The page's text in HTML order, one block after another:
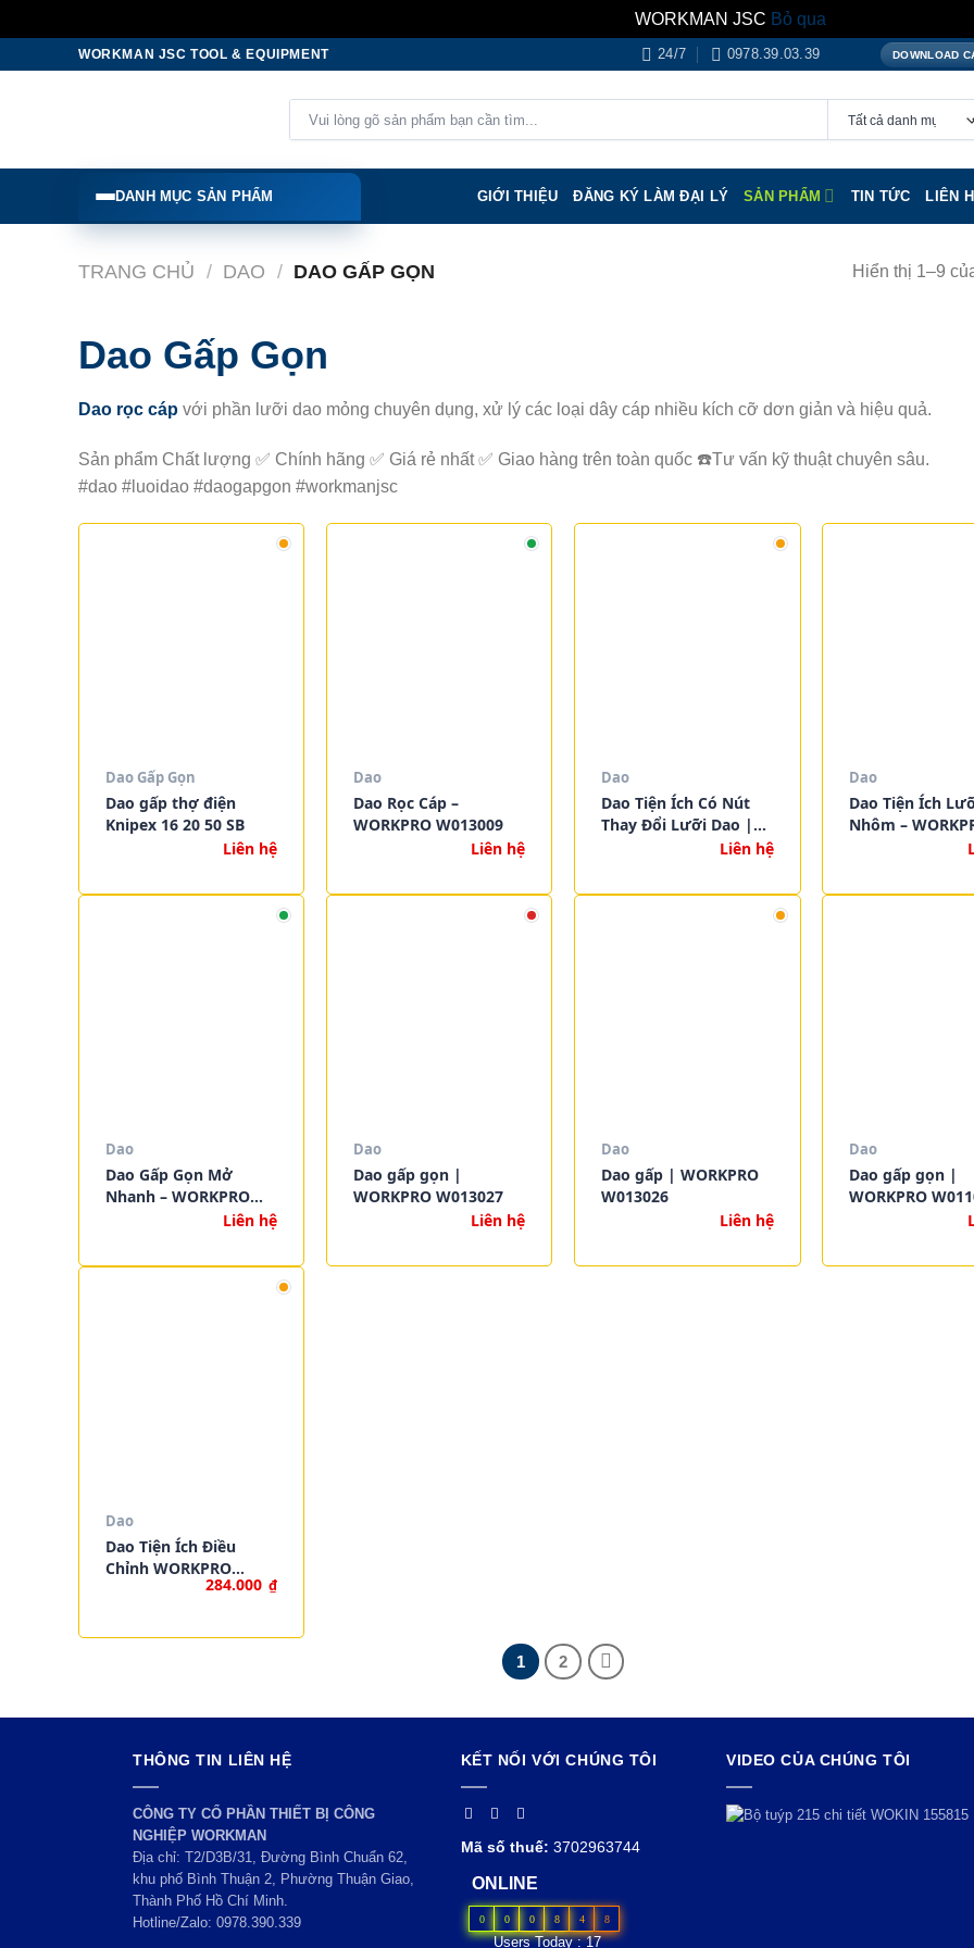
WORKMAN JSC Bỏ qua
WORKMAN JSC TOOL & EQUIPMENT 24/7 0978.39.03.39 DOWNLOAD
kiếm:
DANH MỤC SẢN PHẨM GIỚI THIỆU ĐĂNG KÝ LÀM ĐẠI LÝ SẢN PHẨM TIN TỨC LIÊN
TRANG CHỦ / DAO / DAO GẤP GỌN Hiển thị 1–9
Dao Gấp Gọn
Dao rọc cáp với phần lưỡi dao mỏng chuyên dụng, xử lý các loại dây cáp nhiều kích cỡ dơn giản và hiệu quả.
Sản phẩm Chất lượng ✅ Chính hãng ✅ Giá rẻ nhất ✅ Giao hàng trên toàn quốc ☎️Tư vấn kỹ thuật chuyên sâu.
#dao #luoidao #daogapgon #workmanjsc
Dao Gấp Gọn
Dao gấp thợ điện
Knipex 16 20 50 SB
Liên hệ
Dao
Dao Rọc Cáp –
WORKPRO W013009
Liên hệ
Dao
Dao Tiện Ích Có Nút
Thay Đổi Lưỡi Dao |
WORKPRO W013008
Liên hệ
Dao
Dao Tiện Ích
Nhôm –
Dao
Dao Gấp Gọn Mở
Nhanh – WORKPRO
Liên hệ
Dao
Dao gấp gọn |
WORKPRO W013027
Liên hệ
Dao
Dao gấp | WORKPRO
W013026
Liên hệ
Dao
Dao gấp gọn |
WORKPRO
Dao
Dao Tiện Ích Điều
Chỉnh WORKPRO
284.000 ₫
1 2
THÔNG TIN LIÊN HỆ
CÔNG TY CỔ PHẦN THIẾT BỊ CÔNG
NGHIỆP WORKMAN
Địa chỉ: T2/D3B/31, Đường Bình Chuẩn 62,
khu phố Bình Thuận 2, Phường Thuận Giao,
Thành Phố Hồ Chí Minh.
Hotline/Zalo: 0978.390.339
KẾT NỐI VỚI CHÚNG TÔI
Mã số thuế: 3702963744
ONLINE
0 0 0 8 4 8
Users Today : 17
VIDEO CỦA CHÚNG TÔI